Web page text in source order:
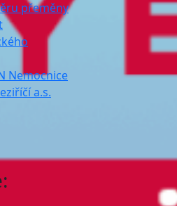
přeměny
Nemocnice
a.s.